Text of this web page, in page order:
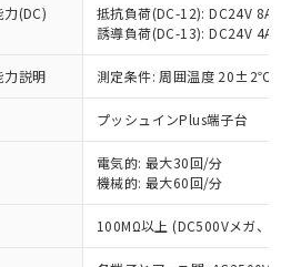
力(DC)
抵抗負荷(DC-12): DC24V 8A/
誘導負荷(DC-13): DC24V 4A/
力説明 測定条件: 周囲温度 20±2℃、
プッシュインPlus端子台
電気的: 最大30回/分
機械的: 最大60回/分
100MΩ以上 (DC500Vメガ、点
は、当社制御機器事業取扱
在庫状況および標準価格
供させていただくもので
器事業取扱商品の中には、
の対象外となる商品もある
承ください。
よび標準価格照会結果は、
る更新日時点での社内デー
作成されるものであり、閲
RoHS指令（10物質）の
を調査中または確認中の
ンス料など無形物で、有
のない商品です。
より、非含有部品として
品と判明した場合などや
ことがあります。
）：
水銀(Hg) 1000ppm以下、 カド
材料含有率が中国RoHSの
ことを示します。
材料含有率が中国RoHSの
ることを示します。
す。当社販売部門へお問
れら貴社製品のうち、外国
外国貿易法に定める商品
貨物等」という）を輸出
への提供する場合は、日本
出許可(または役務取引許